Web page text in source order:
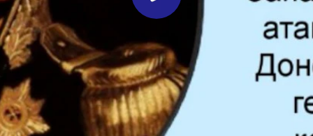
В Миллеровском краеведческом музее состоялось памятное
мероприятие